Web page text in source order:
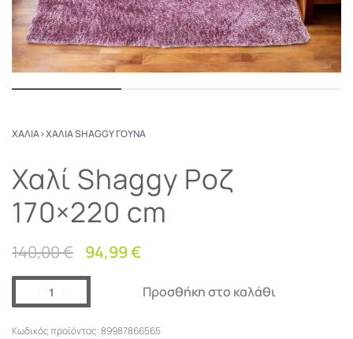
ΧΑΛΙΆ›ΧΑΛΙΆ SHAGGY ΓΟΎΝΑ
Χαλί Shaggy Ροζ
170×220 cm
140,00€ 94,99€
Προσθήκη στο καλάθι
89987866565